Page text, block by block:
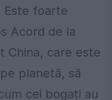
Este foarte
Acord de la
China, care este
planetă, să
cei bogați au